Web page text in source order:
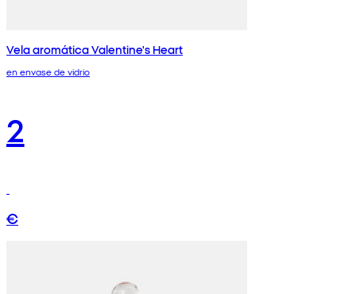
Vela aromática Valentine's Heart
en envase de vidrio
2
€